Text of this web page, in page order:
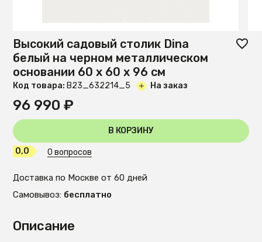
Описание
Высокий садовый столик Dina
белый на черном металлическом
основании 60 x 60 x 96 см
Код товара: B23_632214_5 На заказ
96 990 ₽
В КОРЗИНУ
0,0 0 вопросов
Доставка по Москве от 60 дней
Самовывоз: бесплатно